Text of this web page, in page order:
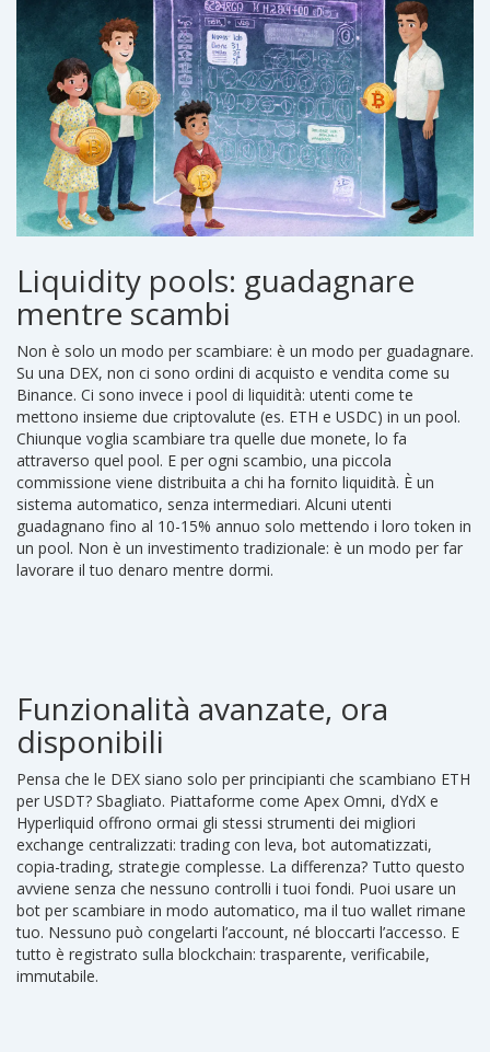
Liquidity pools: guadagnare
mentre scambi
Non è solo un modo per scambiare: è un modo per guadagnare.
Su una DEX, non ci sono ordini di acquisto e vendita come su
Binance. Ci sono invece i pool di liquidità: utenti come te
mettono insieme due criptovalute (es. ETH e USDC) in un pool.
Chiunque voglia scambiare tra quelle due monete, lo fa
attraverso quel pool. E per ogni scambio, una piccola
commissione viene distribuita a chi ha fornito liquidità. È un
sistema automatico, senza intermediari. Alcuni utenti
guadagnano fino al 10-15% annuo solo mettendo i loro token in
un pool. Non è un investimento tradizionale: è un modo per far
lavorare il tuo denaro mentre dormi.
Funzionalità avanzate, ora
disponibili
Pensa che le DEX siano solo per principianti che scambiano ETH
per USDT? Sbagliato. Piattaforme come Apex Omni, dYdX e
Hyperliquid offrono ormai gli stessi strumenti dei migliori
exchange centralizzati: trading con leva, bot automatizzati,
copia-trading, strategie complesse. La differenza? Tutto questo
avviene senza che nessuno controlli i tuoi fondi. Puoi usare un
bot per scambiare in modo automatico, ma il tuo wallet rimane
tuo. Nessuno può congelarti l’account, né bloccarti l’accesso. E
tutto è registrato sulla blockchain: trasparente, verificabile,
immutabile.